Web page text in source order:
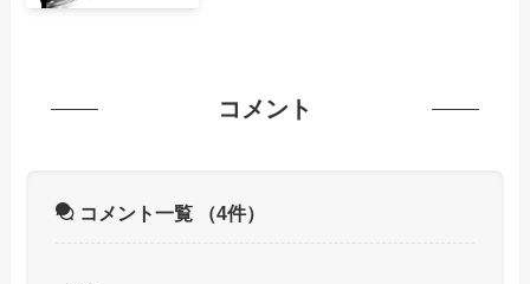
コメント
コメント一覧 （4件）